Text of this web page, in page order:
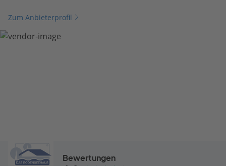
Zum Anbieterprofil
Bewertungen